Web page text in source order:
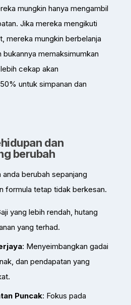
mungkin hanya mengambil
Jika mereka mengikuti
mereka mungkin berbelanja
memaksimumkan
cekap akan
untuk simpanan dan
dan
berubah
berubah sepanjang
formula tetap tidak berkesan.
yang lebih rendah, hutang
yang terhad.
: Menyeimbangkan gadai
dan pendapatan yang
Puncak: Fokus pada